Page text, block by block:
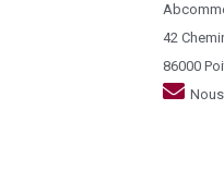
42
86000